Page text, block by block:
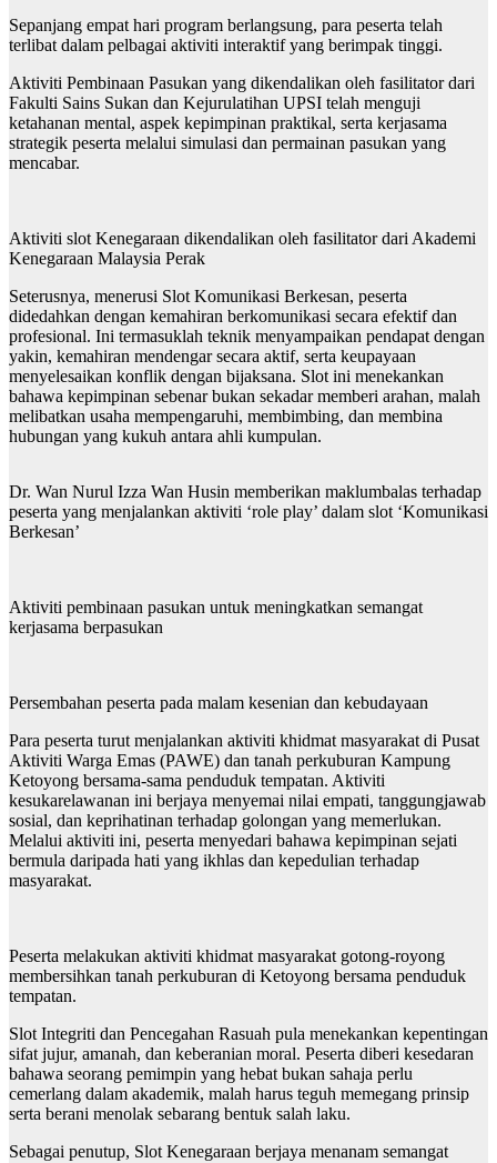
Sepanjang empat hari program berlangsung, para peserta telah
terlibat dalam pelbagai aktiviti interaktif yang berimpak tinggi.
Aktiviti Pembinaan Pasukan yang dikendalikan oleh fasilitator dari
Fakulti Sains Sukan dan Kejurulatihan UPSI telah menguji
ketahanan mental, aspek kepimpinan praktikal, serta kerjasama
strategik peserta melalui simulasi dan permainan pasukan yang
mencabar.
Aktiviti slot Kenegaraan dikendalikan oleh fasilitator dari Akademi
Kenegaraan Malaysia Perak
Seterusnya, menerusi Slot Komunikasi Berkesan, peserta
didedahkan dengan kemahiran berkomunikasi secara efektif dan
profesional. Ini termasuklah teknik menyampaikan pendapat dengan
yakin, kemahiran mendengar secara aktif, serta keupayaan
menyelesaikan konflik dengan bijaksana. Slot ini menekankan
bahawa kepimpinan sebenar bukan sekadar memberi arahan, malah
melibatkan usaha mempengaruhi, membimbing, dan membina
hubungan yang kukuh antara ahli kumpulan.
Dr. Wan Nurul Izza Wan Husin memberikan maklumbalas terhadap
peserta yang menjalankan aktiviti ‘role play’ dalam slot ‘Komunikasi
Berkesan’
Aktiviti pembinaan pasukan untuk meningkatkan semangat
kerjasama berpasukan
Persembahan peserta pada malam kesenian dan kebudayaan
Para peserta turut menjalankan aktiviti khidmat masyarakat di Pusat
Aktiviti Warga Emas (PAWE) dan tanah perkuburan Kampung
Ketoyong bersama-sama penduduk tempatan. Aktiviti
kesukarelawanan ini berjaya menyemai nilai empati, tanggungjawab
sosial, dan keprihatinan terhadap golongan yang memerlukan.
Melalui aktiviti ini, peserta menyedari bahawa kepimpinan sejati
bermula daripada hati yang ikhlas dan kepedulian terhadap
masyarakat.
Peserta melakukan aktiviti khidmat masyarakat gotong-royong
membersihkan tanah perkuburan di Ketoyong bersama penduduk
tempatan.
Slot Integriti dan Pencegahan Rasuah pula menekankan kepentingan
sifat jujur, amanah, dan keberanian moral. Peserta diberi kesedaran
bahawa seorang pemimpin yang hebat bukan sahaja perlu
cemerlang dalam akademik, malah harus teguh memegang prinsip
serta berani menolak sebarang bentuk salah laku.
Sebagai penutup, Slot Kenegaraan berjaya menanam semangat